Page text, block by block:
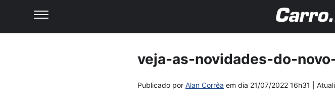
veja-as-novidades-do-
Publicado por Alan Corrêa em dia 21/07/2022 16h31 |